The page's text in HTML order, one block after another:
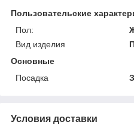
Пользовательские
Пол:
Вид изделия
Основные
Посадка
Условия доставки